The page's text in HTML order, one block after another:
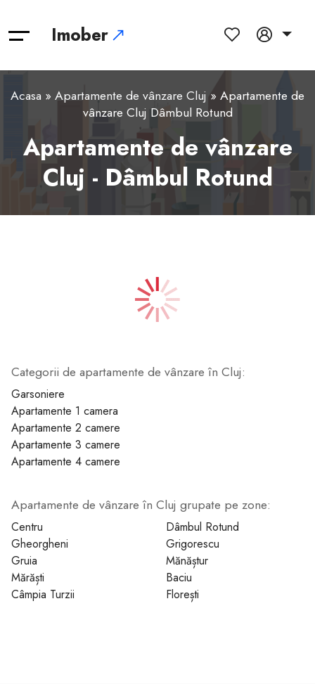
Imober
Acasa » Apartamente de vânzare Cluj » Apartamente de
vânzare Cluj Dâmbul Rotund
Apartamente de vânzare
Cluj - Dâmbul Rotund
1
Categorii de apartamente de vânzare în Cluj:
Garsoniere
Apartamente 1 camera
Apartamente 2 camere
Apartamente 3 camere
Apartamente 4 camere
Apartamente de vânzare în Cluj grupate pe zone:
Centru
Dâmbul Rotund
Gheorgheni
Grigorescu
Gruia
Mănăștur
Mărăști
Baciu
Câmpia Turzii
Florești